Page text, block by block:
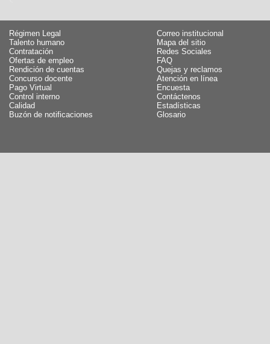
Régimen Legal
Talento humano
Contratación
Ofertas de empleo
Rendición de cuentas
Concurso docente
Pago Virtual
Control interno
Calidad
Buzón de notificaciones
Correo institucional
Mapa del sitio
Redes Sociales
FAQ
Quejas y reclamos
Atención en línea
Encuesta
Contáctenos
Estadísticas
Glosario